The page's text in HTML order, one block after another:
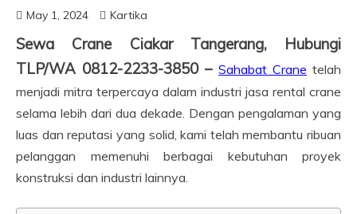
May 1, 2024 Kartika
Sewa Crane Ciakar Tangerang, Hubungi
TLP/WA 0812-2233-3850 – Sahabat Crane telah
menjadi mitra terpercaya dalam industri jasa rental crane
selama lebih dari dua dekade. Dengan pengalaman yang
luas dan reputasi yang solid, kami telah membantu ribuan
pelanggan memenuhi berbagai kebutuhan proyek
konstruksi dan industri lainnya.